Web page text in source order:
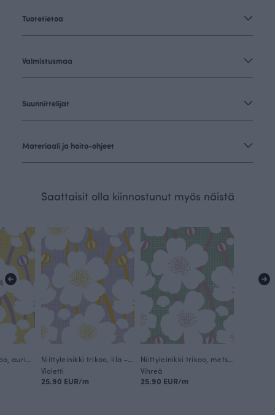
Tuotetietoa
Valmistusmaa
Suunnittelijat
Materiaali ja hoito-ohjeet
Saattaisit olla kiinnostunut myös näistä
Violetti
25.90 EUR/m
Vihreä
25.90 EUR/m